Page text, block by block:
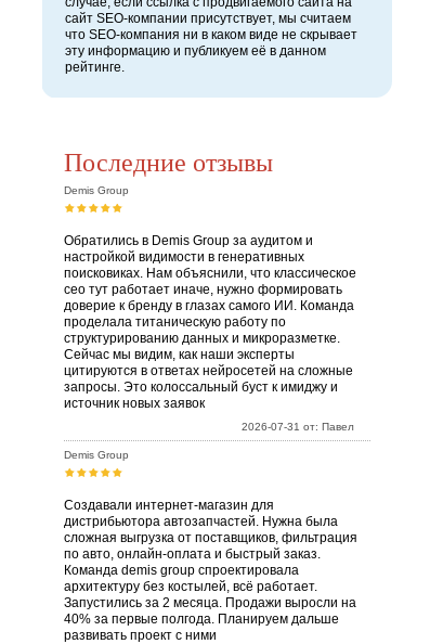
сайт SEO-компании присутствует, мы считаем
что SEO-компания ни в каком виде не скрывает
эту информацию и публикуем её в данном
рейтинге.
Последние отзывы
Demis Group
Обратились в Demis Group за аудитом и
настройкой видимости в генеративных
поисковиках. Нам объяснили, что классическое
сео тут работает иначе, нужно формировать
доверие к бренду в глазах самого ИИ. Команда
проделала титаническую работу по
структурированию данных и микроразметке.
Сейчас мы видим, как наши эксперты
цитируются в ответах нейросетей на сложные
запросы. Это колоссальный буст к имиджу и
источник новых заявок
2026-07-31 от: Павел
Demis Group
Создавали интернет-магазин для
дистрибьютора автозапчастей. Нужна была
сложная выгрузка от поставщиков, фильтрация
по авто, онлайн-оплата и быстрый заказ.
Команда demis group спроектировала
архитектуру без костылей, всё работает.
Запустились за 2 месяца. Продажи выросли на
40% за первые полгода. Планируем дальше
развивать проект с ними